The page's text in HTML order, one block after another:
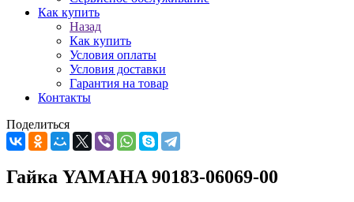
Как купить
Назад
Как купить
Условия оплаты
Условия доставки
Гарантия на товар
Контакты
Поделиться
Гайка YAMAHA 90183-06069-00